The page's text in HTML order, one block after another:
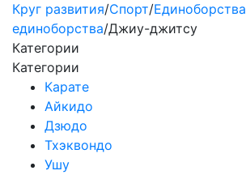
Круг развития/Спорт/Единоборства
единоборства/Джиу-джитсу
Категории
Категории
Карате
Айкидо
Дзюдо
Тхэквондо
Ушу